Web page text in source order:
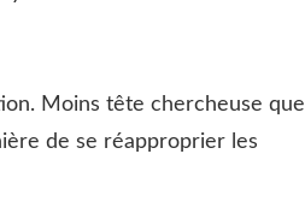
Moins tête chercheuse que
de se réapproprier les